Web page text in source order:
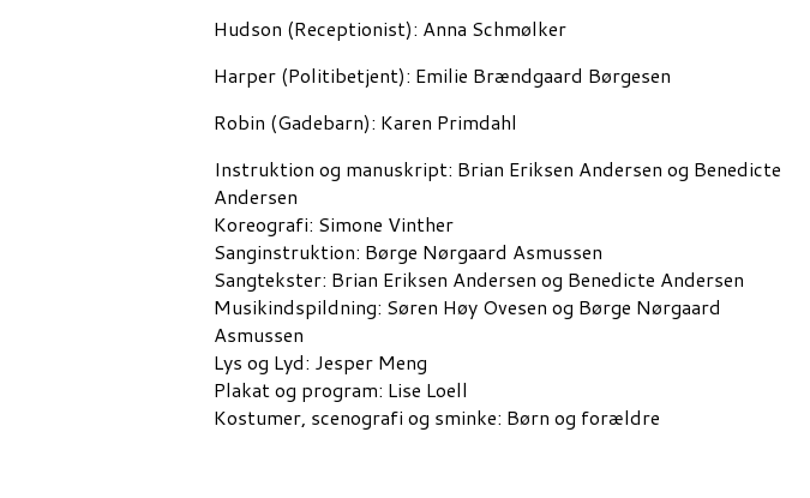
Hudson (Receptionist): Anna Schmølker
Harper (Politibetjent): Emilie Brændgaard Børgesen
Robin (Gadebarn): Karen Primdahl
Instruktion og manuskript: Brian Eriksen Andersen og Benedicte
Andersen
Koreografi: Simone Vinther
Sanginstruktion: Børge Nørgaard Asmussen
Sangtekster: Brian Eriksen Andersen og Benedicte Andersen
Musikindspildning: Søren Høy Ovesen og Børge Nørgaard
Asmussen
Lys og Lyd: Jesper Meng
Plakat og program: Lise Loell
Kostumer, scenografi og sminke: Børn og forældre